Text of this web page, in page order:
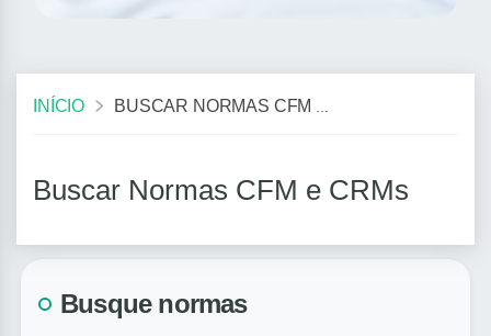
INÍCIO BUSCAR NORMAS CFM E CRMS
Buscar Normas CFM e CRMs
Busque normas